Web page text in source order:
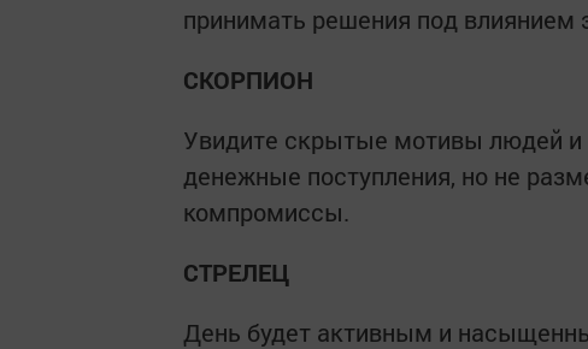
принимать решения под влиянием
СКОРПИОН
Увидите скрытые мотивы людей и
денежные поступления, но не
компромиссы.
СТРЕЛЕЦ
День будет активным и